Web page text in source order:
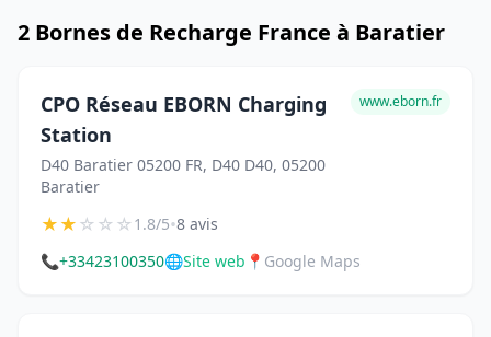
2 Bornes de Recharge France à Baratier
CPO Réseau EBORN Charging
Station
D40 Baratier 05200 FR, D40 D40, 05200
Baratier
www.eborn.fr
★★☆☆☆1.8/5•8 avis
📞+33423100350🌐Site web 📍 Google Maps